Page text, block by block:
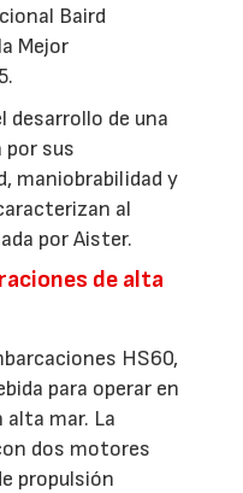
Baird
Mejor
desarrollo de una
por sus
maniobrabilidad y
al
por Aister.
de alta
HS60,
para operar en
mar. La
dos motores
propulsión